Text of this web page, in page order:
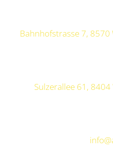
Bahnhofstrasse 7, 8570
Sulzerallee 61,